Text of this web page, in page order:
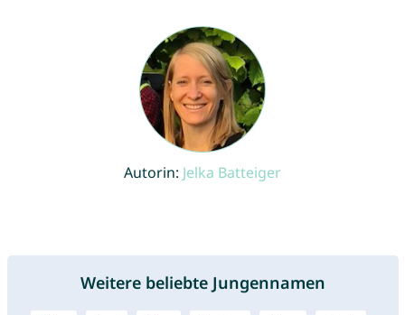
Autorin: Jelka Batteiger
Weitere beliebte Jungennamen